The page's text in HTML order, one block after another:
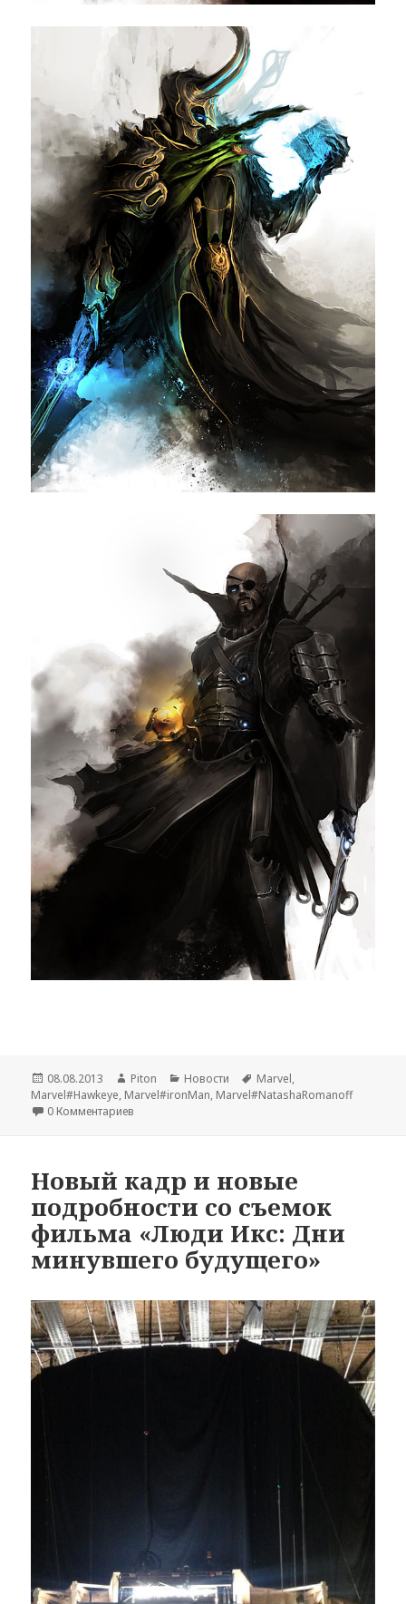
Опубликовано
08.08.2013 Автор
Piton Рубрики
Новости Метки
Marvel,
Marvel#Hawkeye, Marvel#ironMan, Marvel#NatashaRomanoff
0 Комментариев
Новый кадр и новые
подробности со съемок
фильма «Люди Икс: Дни
минувшего будущего»